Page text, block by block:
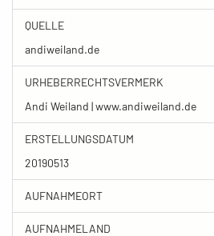
QUELLE
andiweiland.de
URHEBERRECHTSVERMERK
Andi Weiland | www.andiweiland.de
ERSTELLUNGSDATUM
20190513
AUFNAHMEORT
AUFNAHMELAND